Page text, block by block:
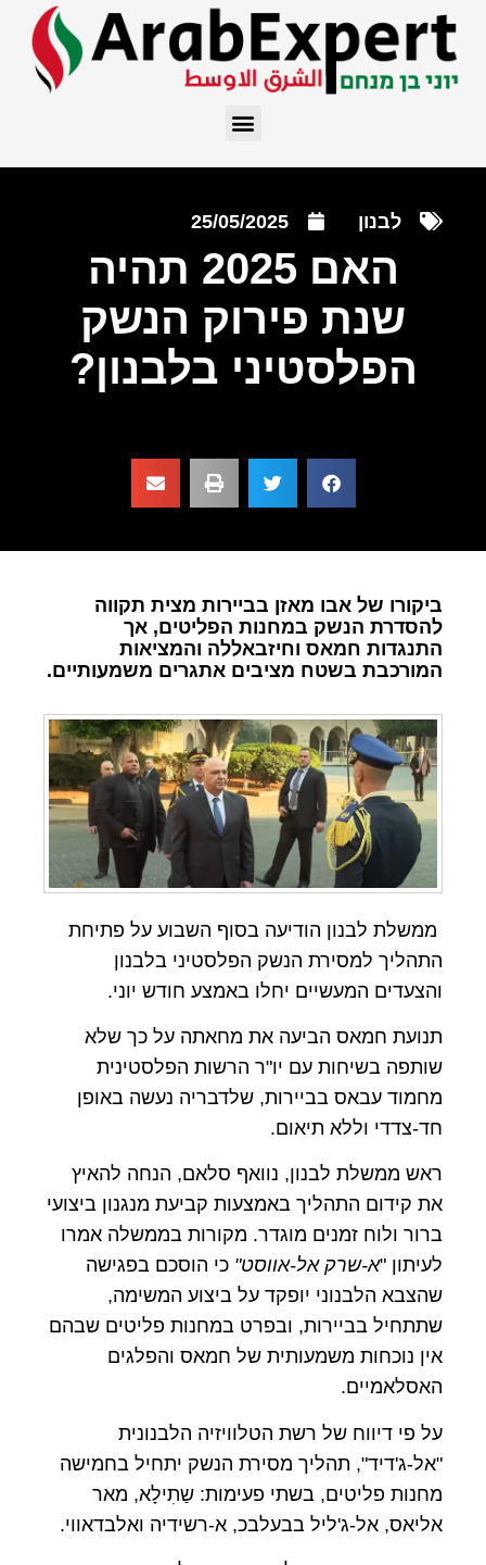
לבנון 25/05/2025
האם 2025 תהיה
שנת פירוק הנשק
הפלסטיני בלבנון?
ביקורו של אבו מאזן בביירות מצית תקווה
להסדרת הנשק במחנות הפליטים, אך
התנגדות חמאס וחיזבאללה והמציאות
המורכבת בשטח מציבים אתגרים משמעותיים.
ממשלת לבנון הודיעה בסוף השבוע על פתיחת
התהליך למסירת הנשק הפלסטיני בלבנון
והצעדים המעשיים יחלו באמצע חודש יוני.
תנועת חמאס הביעה את מחאתה על כך שלא
שותפה בשיחות עם יו"ר הרשות הפלסטינית
מחמוד עבאס בביירות, שלדבריה נעשה באופן
חד-צדדי וללא תיאום.
ראש ממשלת לבנון, נוואף סלאם, הנחה להאיץ
את קידום התהליך באמצעות קביעת מנגנון ביצועי
ברור ולוח זמנים מוגדר. מקורות בממשלה אמרו
לעיתון "א-שרק אל-אווסט" כי הוסכם בפגישה
שהצבא הלבנוני יופקד על ביצוע המשימה,
שתתחיל בביירות, ובפרט במחנות פליטים שבהם
אין נוכחות משמעותית של חמאס והפלגים
האסלאמיים.
על פי דיווח של רשת הטלוויזיה הלבנונית
"אל-ג'דיד", תהליך מסירת הנשק יתחיל בחמישה
מחנות פליטים, בשתי פעימות: שַתִילָא, מאר
אליאס, אל-ג'ליל בבעלבכ, א-רשידיה ואלבדאווי.